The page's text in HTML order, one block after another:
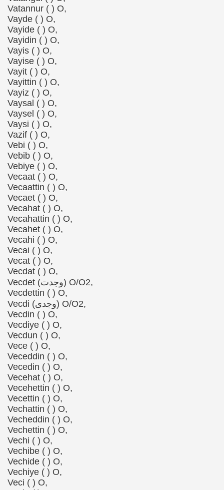
Vatannur ( ) O,
Vayde ( ) O,
Vayide ( ) O,
Vayidin ( ) O,
Vayis ( ) O,
Vayise ( ) O,
Vayit ( ) O,
Vayittin ( ) O,
Vayiz ( ) O,
Vaysal ( ) O,
Vaysel ( ) O,
Vaysi ( ) O,
Vazif ( ) O,
Vebi ( ) O,
Vebib ( ) O,
Vebiye ( ) O,
Vecaat ( ) O,
Vecaattin ( ) O,
Vecaet ( ) O,
Vecahat ( ) O,
Vecahattin ( ) O,
Vecahet ( ) O,
Vecahi ( ) O,
Vecai ( ) O,
Vecat ( ) O,
Vecdat ( ) O,
Vecdet (وجدت) O/O2,
Vecdettin ( ) O,
Vecdi (وجدی) O/O2,
Vecdin ( ) O,
Vecdiye ( ) O,
Vecdun ( ) O,
Vece ( ) O,
Veceddin ( ) O,
Vecedin ( ) O,
Vecehat ( ) O,
Vecehettin ( ) O,
Vecettin ( ) O,
Vechattin ( ) O,
Vecheddin ( ) O,
Vechettin ( ) O,
Vechi ( ) O,
Vechibe ( ) O,
Vechide ( ) O,
Vechiye ( ) O,
Veci ( ) O,